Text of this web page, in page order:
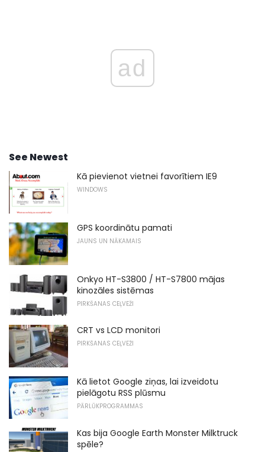
ad
See Newest
Kā pievienot vietnei favorītiem IE9
WINDOWS
GPS koordinātu pamati
JAUNS UN NĀKAMAIS
Onkyo HT-S3800 / HT-S7800 mājas
kinozāles sistēmas
PIRKŠANAS CEĻVEŽI
CRT vs LCD monitori
PIRKŠANAS CEĻVEŽI
Kā lietot Google ziņas, lai izveidotu
pielāgotu RSS plūsmu
PĀRLŪKPROGRAMMAS
Kas bija Google Earth Monster Milktruck
spēle?